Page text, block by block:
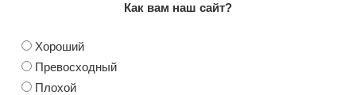
Как вам наш сайт?
Хороший
Превосходный
Плохой